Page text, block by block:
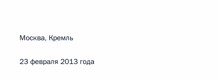
Москва, Кремль
23 февраля 2013 года